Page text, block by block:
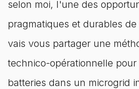
selon moi, l'une des
pragmatiques et durables
vais vous partager une
technico-opérationnelle
batteries dans un microgrid